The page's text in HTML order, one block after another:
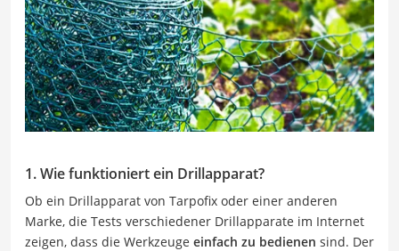
1. Wie funktioniert ein Drillapparat?
Ob ein Drillapparat von Tarpofix oder einer anderen
Marke, die Tests verschiedener Drillapparate im Internet
zeigen, dass die Werkzeuge einfach zu bedienen sind. Der